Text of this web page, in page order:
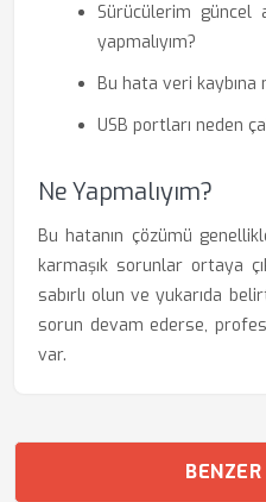
Sürücülerim güncel
yapmalıyım?
Bu hata veri kaybına
USB portları neden
Ne Yapmalıyım?
Bu hatanın çözümü
karmaşık sorunlar ortaya
sabırlı olun ve yukarıda
sorun devam ederse,
var.